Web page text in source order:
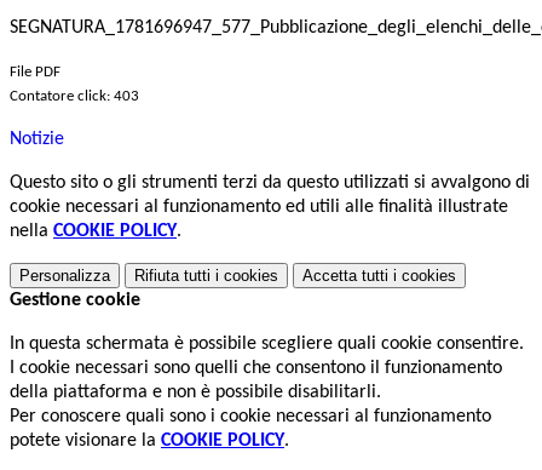
File PDF
Contatore click: 403
Notizie
Questo sito o gli strumenti terzi da questo utilizzati si avvalgono di
cookie necessari al funzionamento ed utili alle finalità illustrate
nella COOKIE POLICY.
Personalizza Rifiuta tutti i cookies Accetta tutti i cookies
Gestione cookie
In questa schermata è possibile scegliere quali cookie consentire.
I cookie necessari sono quelli che consentono il funzionamento
della piattaforma e non è possibile disabilitarli.
Per conoscere quali sono i cookie necessari al funzionamento
potete visionare la COOKIE POLICY.